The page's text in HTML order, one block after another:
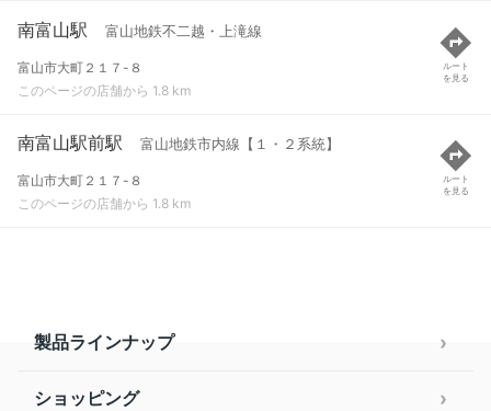
南富山駅 富山地鉄不二越・上滝線
富山市大町２１７-８
このページの店舗から 1.8 km
ルート
を見る
南富山駅前駅 富山地鉄市内線【１・２系統】
富山市大町２１７-８
このページの店舗から 1.8 km
ルート
を見る
製品ラインナップ
ショッピング